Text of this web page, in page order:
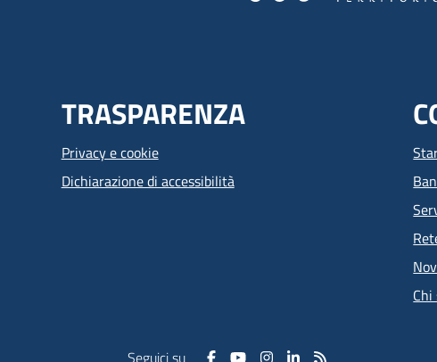
TRASPARENZA
Privacy e cookie
Dichiarazione di accessibilità